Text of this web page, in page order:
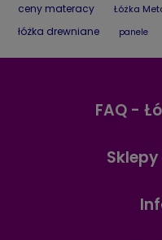
ceny materacy Łóżka
łóżka drewniane panele
FAQ -